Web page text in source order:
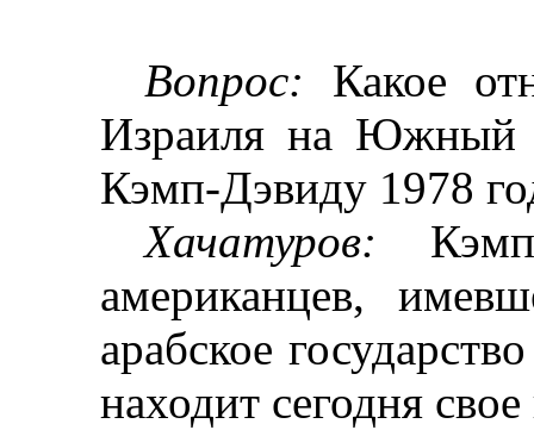
Вопрос: Какое
Израиля на Южный
Кэмп-Дэвиду1978
Хачатуров:
американцев,
арабское
находит сегодня